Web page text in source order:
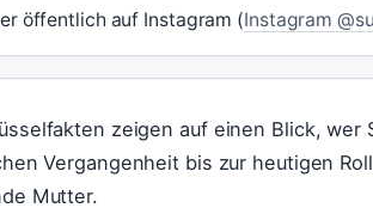
öffentlich auf Instagram (Instagram
zeigen auf einen Blick, wer
Vergangenheit bis zur heutigen
Mutter.